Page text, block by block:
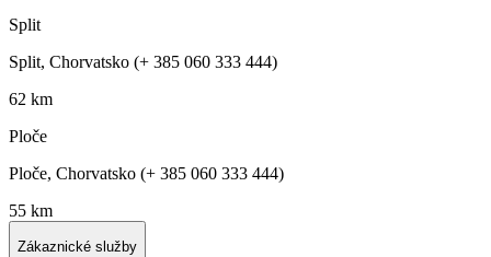
Split
Split, Chorvatsko (+ 385 060 333 444)
62 km
Ploče
Ploče, Chorvatsko (+ 385 060 333 444)
55 km
Zákaznické služby